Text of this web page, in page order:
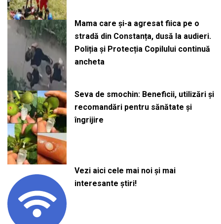
Mama care și-a agresat fiica pe o
stradă din Constanța, dusă la audieri.
Poliția și Protecția Copilului continuă
ancheta
Seva de smochin: Beneficii, utilizări și
recomandări pentru sănătate și
îngrijire
Vezi aici cele mai noi și mai
interesante știri!